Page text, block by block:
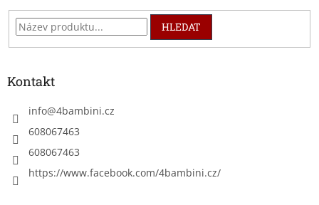
HLEDAT
Kontakt
info@4bambini.cz
608067463
608067463
https://www.facebook.com/4bambini.cz/